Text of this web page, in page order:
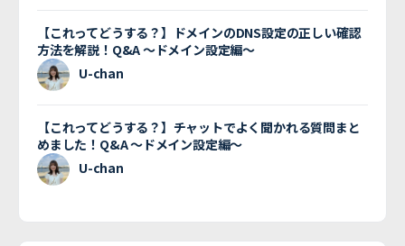
【これってどうする？】ドメインのDNS設定の正しい確認
方法を解説！Q&A 〜ドメイン設定編〜
U-chan
【これってどうする？】チャットでよく聞かれる質問まと
めました！Q&A 〜ドメイン設定編〜
U-chan